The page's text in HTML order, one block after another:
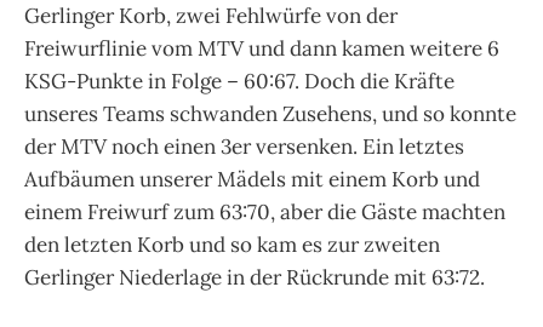
Gerlinger Korb, zwei Fehlwürfe von der
Freiwurflinie vom MTV und dann kamen weitere 6
KSG-Punkte in Folge – 60:67. Doch die Kräfte
unseres Teams schwanden Zusehens, und so konnte
der MTV noch einen 3er versenken. Ein letztes
Aufbäumen unserer Mädels mit einem Korb und
einem Freiwurf zum 63:70, aber die Gäste machten
den letzten Korb und so kam es zur zweiten
Gerlinger Niederlage in der Rückrunde mit 63:72.